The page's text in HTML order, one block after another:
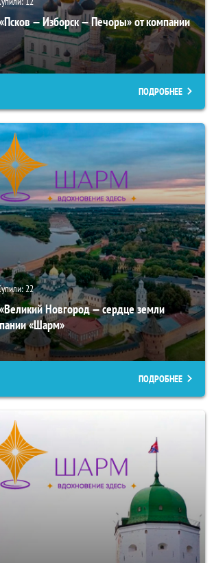
— Изборск — Печоры» от компании
ПОДРОБНЕЕ
22
Новгород — сердце земли
«Шарм»
ПОДРОБНЕЕ